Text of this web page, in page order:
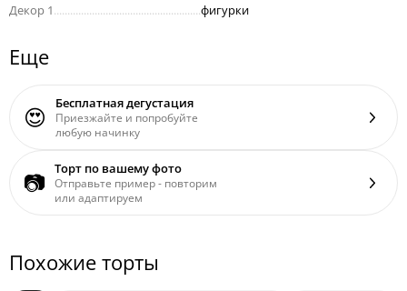
Декор 1 фигурки
Еще
😍 Бесплатная дегустация
Приезжайте и попробуйте
любую начинку
📷 Торт по вашему фото
Отправьте пример - повторим
или адаптируем
Похожие торты